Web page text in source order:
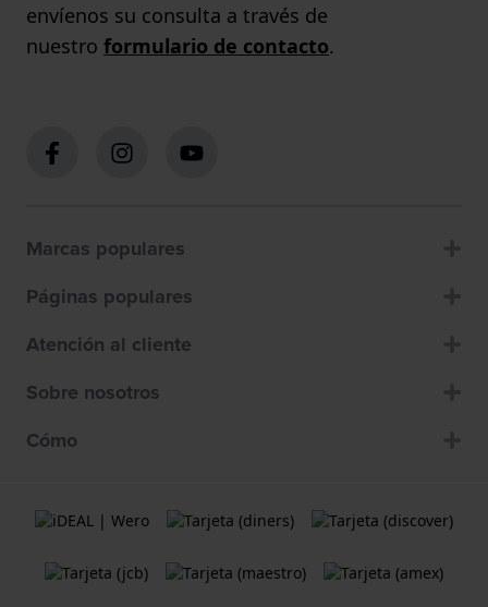
envíenos su consulta a través de
nuestro formulario de contacto.
Marcas populares
Páginas populares
Atención al cliente
Sobre nosotros
Cómo